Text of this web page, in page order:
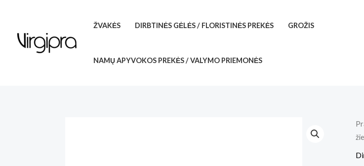
turinio
ŽVAKĖS DIRBTINĖS GĖLĖS / FLORISTINĖS PREKĖS GROŽIS
NAMŲ APYVOKOS PREKĖS / VALYMO PRIEMONĖS